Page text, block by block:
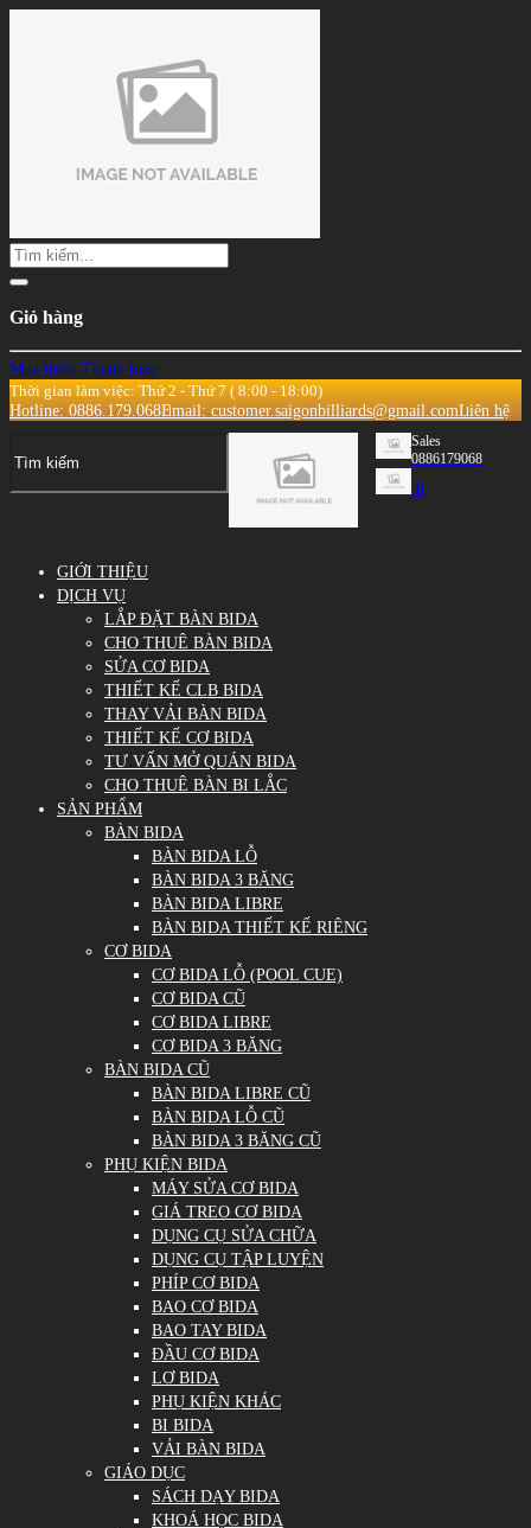
Giỏ hàng
Mua thêm Thanh toán
Thời gian làm việc: Thứ 2 - Thứ 7 ( 8:00 - 18:00)
Hotline: 0886.179.068Email: customer.saigonbilliards@gmail.comLiên hệ
Sales
0886179068
0
GIỚI THIỆU
DỊCH VỤ
LẮP ĐẶT BÀN BIDA
CHO THUÊ BÀN BIDA
SỬA CƠ BIDA
THIẾT KẾ CLB BIDA
THAY VẢI BÀN BIDA
THIẾT KẾ CƠ BIDA
TƯ VẤN MỞ QUÁN BIDA
CHO THUÊ BÀN BI LẮC
SẢN PHẨM
BÀN BIDA
BÀN BIDA LỖ
BÀN BIDA 3 BĂNG
BÀN BIDA LIBRE
BÀN BIDA THIẾT KẾ RIÊNG
CƠ BIDA
CƠ BIDA LỖ (POOL CUE)
CƠ BIDA CŨ
CƠ BIDA LIBRE
CƠ BIDA 3 BĂNG
BÀN BIDA CŨ
BÀN BIDA LIBRE CŨ
BÀN BIDA LỖ CŨ
BÀN BIDA 3 BĂNG CŨ
PHỤ KIỆN BIDA
MÁY SỬA CƠ BIDA
GIÁ TREO CƠ BIDA
DỤNG CỤ SỬA CHỮA
DỤNG CỤ TẬP LUYỆN
PHÍP CƠ BIDA
BAO CƠ BIDA
BAO TAY BIDA
ĐẦU CƠ BIDA
LƠ BIDA
PHỤ KIỆN KHÁC
BI BIDA
VẢI BÀN BIDA
GIÁO DỤC
SÁCH DẠY BIDA
KHOÁ HỌC BIDA